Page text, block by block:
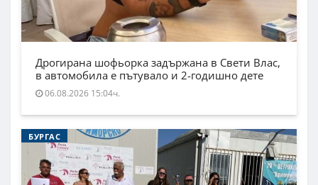
Дрогирана шофьорка задържана в Свети Влас,
в автомобила е пътувало и 2-годишно дете
06.08.2026 15:04ч.
БУРГАС